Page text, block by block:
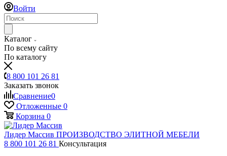
Войти
Каталог
По всему сайту
По каталогу
8 800 101 26 81
Заказать звонок
Сравнение0
Отложенные 0
Корзина 0
Лидер Массив ПРОИЗВОДСТВО ЭЛИТНОЙ МЕБЕЛИ
8 800 101 26 81 Консультация